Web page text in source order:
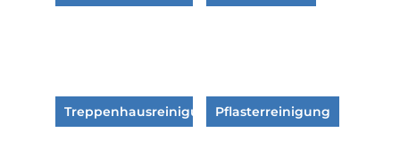
TreppenhausreinigungPflasterreinigung